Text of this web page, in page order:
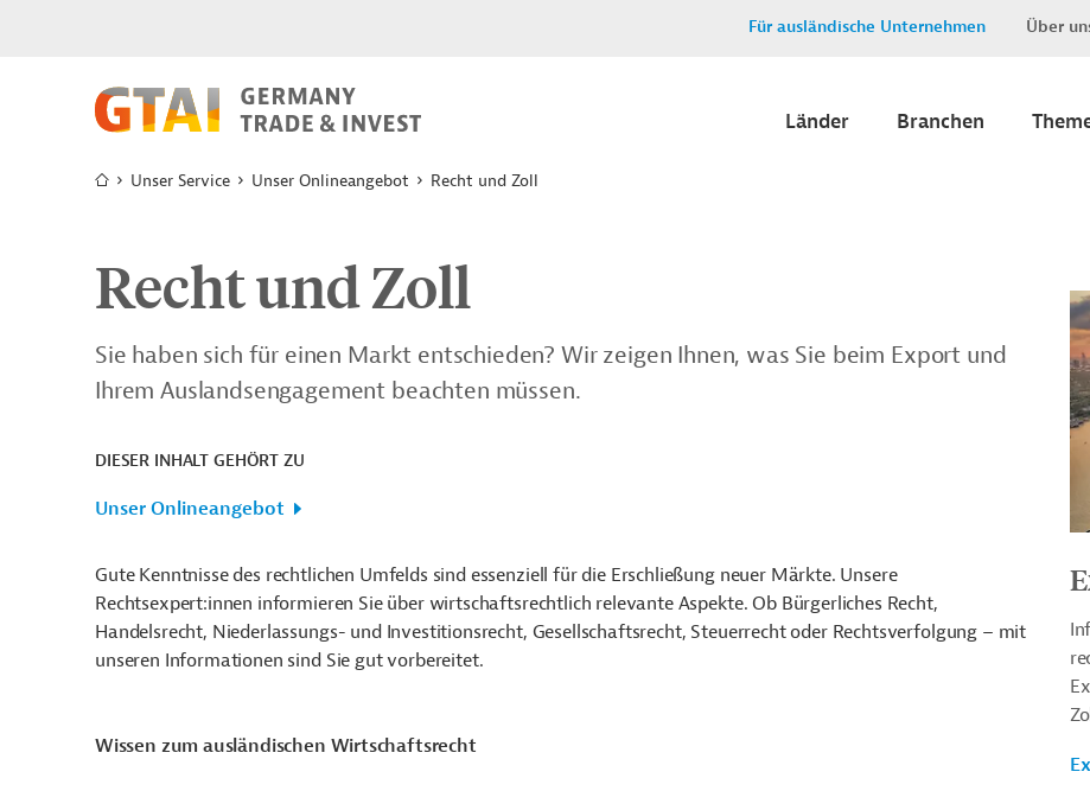
Für ausländische Unternehmen Über
Länder Branchen
Unser Service Unser Onlineangebot Recht und Zoll
Recht und Zoll
Sie haben sich für einen Markt entschieden? Wir zeigen Ihnen, was Sie beim Export und
Ihrem Auslandsengagement beachten müssen.
DIESER INHALT GEHÖRT ZU
Unser Onlineangebot
Gute Kenntnisse des rechtlichen Umfelds sind essenziell für die Erschließung neuer Märkte. Unsere
Rechtsexpert:innen informieren Sie über wirtschaftsrechtlich relevante Aspekte. Ob Bürgerliches Recht,
Handelsrecht, Niederlassungs- und Investitionsrecht, Gesellschaftsrecht, Steuerrecht oder Rechtsverfolgung – mit
unseren Informationen sind Sie gut vorbereitet.
Wissen zum ausländischen Wirtschaftsrecht